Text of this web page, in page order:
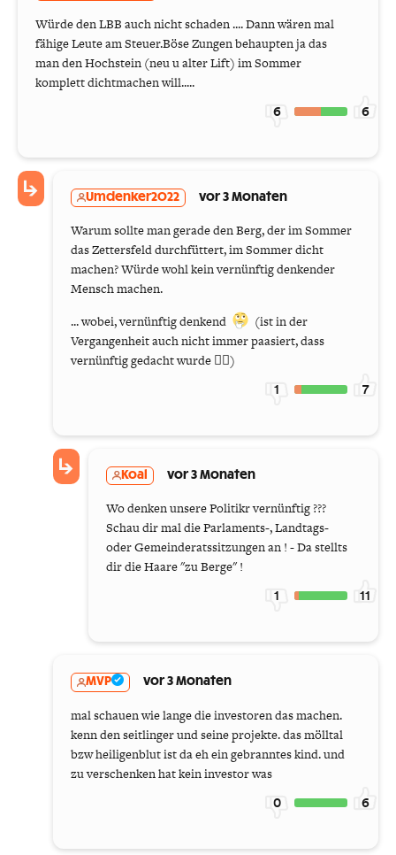
Würde den LBB auch nicht schaden .... Dann wären mal
fähige Leute am Steuer.Böse Zungen behaupten ja das
man den Hochstein (neu u alter Lift) im Sommer
komplett dichtmachen will.....
6 6
Umdenker2022 vor 3 Monaten
Warum sollte man gerade den Berg, der im Sommer
das Zettersfeld durchfüttert, im Sommer dicht
machen? Würde wohl kein vernünftig denkender
Mensch machen.
... wobei, vernünftig denkend
(ist in der
Vergangenheit auch nicht immer paasiert, dass
vernünftig gedacht wurde 🤷‍♂️)
1 7
Koal vor 3 Monaten
Wo denken unsere Politikr vernünftig ???
Schau dir mal die Parlaments-, Landtags-
oder Gemeinderatssitzungen an ! - Da stellts
dir die Haare "zu Berge" !
1 11
MVP vor 3 Monaten
mal schauen wie lange die investoren das machen.
kenn den seitlinger und seine projekte. das mölltal
bzw heiligenblut ist da eh ein gebranntes kind. und
zu verschenken hat kein investor was
0 6